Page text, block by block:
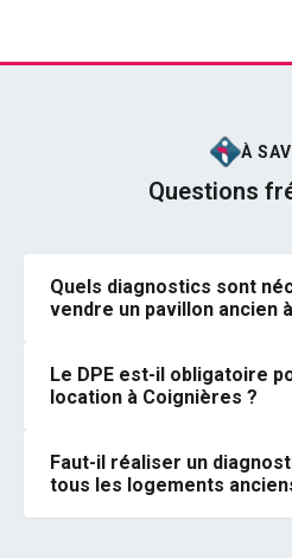
À
Questions
Quels diagnostics sont
vendre un pavillon ancien
Le DPE est-il obligatoire
location à Coignières ?
Faut-il réaliser un
tous les logements